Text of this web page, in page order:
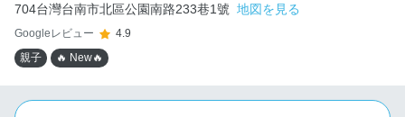
704台灣台南市北區公園南路233巷1號 地図を見る
Googleレビュー
4.9
親子
🔥 New🔥